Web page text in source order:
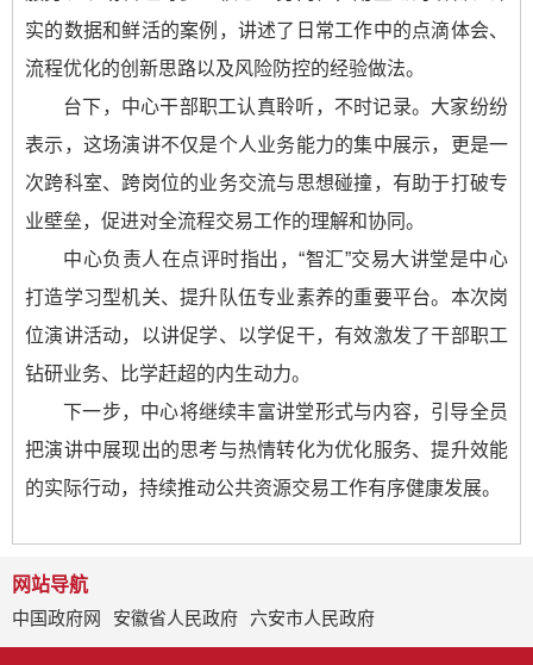
实的数据和鲜活的案例，讲述了日常工作中的点滴体会、
流程优化的创新思路以及风险防控的经验做法。
台下，中心干部职工认真聆听，不时记录。大家纷纷
表示，这场演讲不仅是个人业务能力的集中展示，更是一
次跨科室、跨岗位的业务交流与思想碰撞，有助于打破专
业壁垒，促进对全流程交易工作的理解和协同。
中心负责人在点评时指出，“智汇”交易大讲堂是中心
打造学习型机关、提升队伍专业素养的重要平台。本次岗
位演讲活动，以讲促学、以学促干，有效激发了干部职工
钻研业务、比学赶超的内生动力。
下一步，中心将继续丰富讲堂形式与内容，引导全员
把演讲中展现出的思考与热情转化为优化服务、提升效能
的实际行动，持续推动公共资源交易工作有序健康发展。
网站导航
中国政府网
安徽省人民政府 六安市人民政府